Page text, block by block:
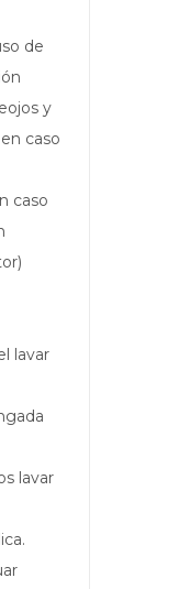
de
y
caso
caso
lavar
lavar